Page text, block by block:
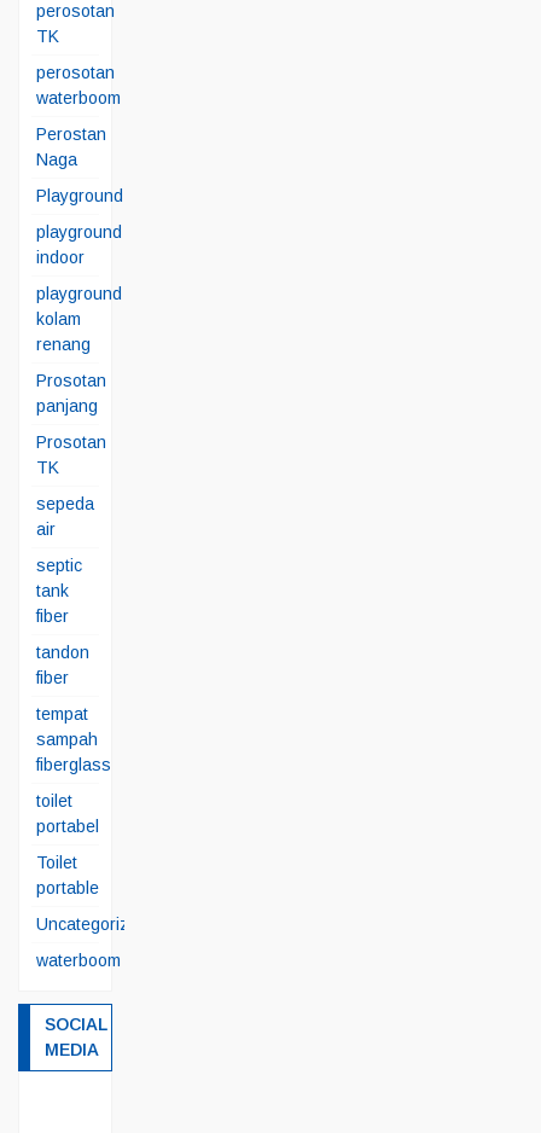
perosotan
TK
perosotan
waterboom
Perostan
Naga
Playground
playground
indoor
playground
kolam
renang
Prosotan
panjang
Prosotan
TK
sepeda
air
septic
tank
fiber
tandon
fiber
tempat
sampah
fiberglass
toilet
portabel
Toilet
portable
Uncategorized
waterboom
SOCIAL
MEDIA